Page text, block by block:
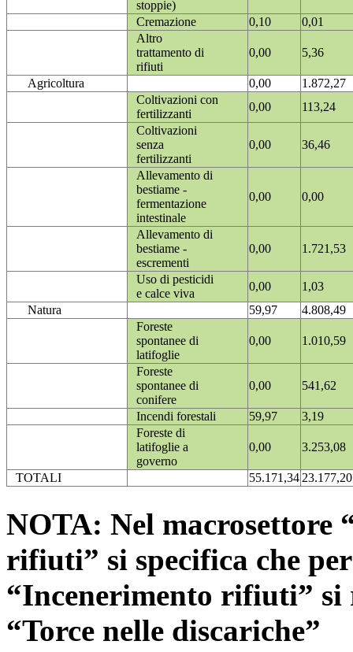
stoppie)
Cremazione
0,10
0,01
Altro
trattamento di
rifiuti
0,00 5,36
Agricoltura 0,00
1.872,27
Coltivazioni con
fertilizzanti
0,00
113,24
Coltivazioni
senza
fertilizzanti
0,00 36,46
Allevamento di
bestiame -
fermentazione
intestinale
0,00 0,00
Allevamento di
bestiame -
escrementi
0,00 1.721,53
Uso di pesticidi
e calce viva
0,00
1,03
Natura
59,97
4.808,49
Foreste
spontanee di
latifoglie
0,00 1.010,59
Foreste
spontanee di
conifere
0,00 541,62
Incendi forestali 59,97
3,19
Foreste di
latifoglie a
governo
0,00 3.253,08
TOTALI 55.171,3423.177,20
NOTA: Nel macrosettore
rifiuti” si specifica che
“Incenerimento rifiuti”
“Torce nelle discariche”